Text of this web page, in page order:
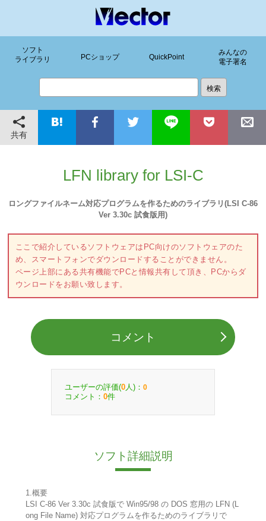
ソフト
ライブラリ
PCショップ QuickPoint
みんなの
電子署名
共有
LFN library for LSI-C
ロングファイルネーム対応プログラムを作るためのライブラリ(LSI C-86
Ver 3.30c 試食版用)
ここで紹介しているソフトウェアはPC向けのソフトウェアのた
め、スマートフォンでダウンロードすることができません。
ページ上部にある共有機能でPCと情報共有して頂き、PCからダ
ウンロードをお願い致します。
コメント
ユーザーの評価(0 人)： 0
コメント： 0件
ソフト詳細説明
1.概要
LSI C-86 Ver 3.30c 試食版で Win95/98 の DOS 窓用の LFN (L
ong File Name) 対応プログラムを作るためのライブラリで